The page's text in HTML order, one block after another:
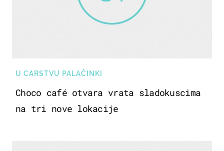
U CARSTVU PALAČINKI
Choco café otvara vrata sladokuscima
na tri nove lokacije